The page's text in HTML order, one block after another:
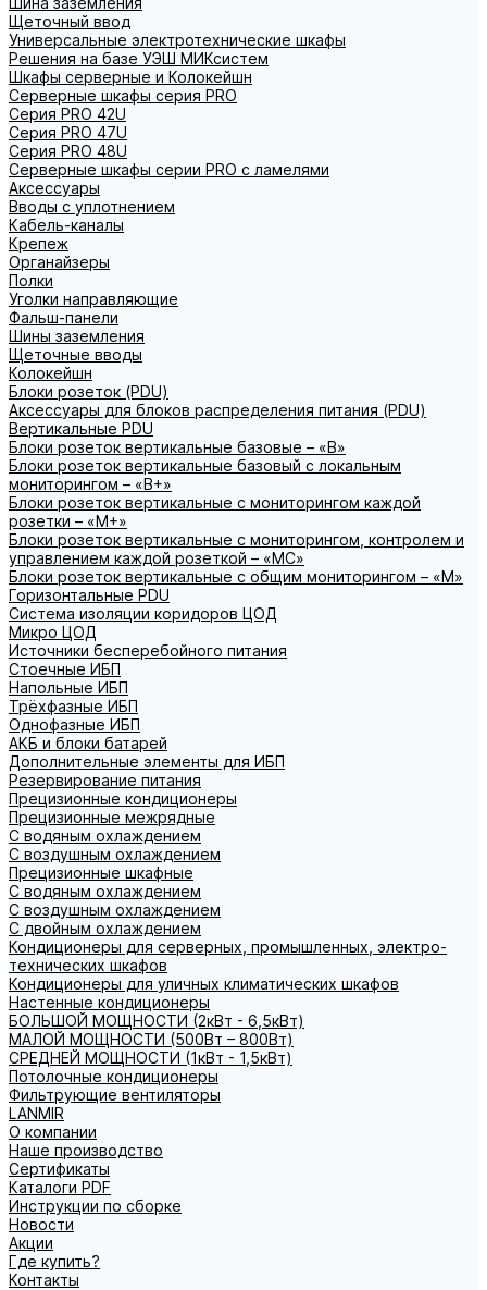
Щеточный ввод
Универсальные электротехнические шкафы
Решения на базе УЭШ МИКсистем
Шкафы серверные и Колокейшн
Серверные шкафы серия PRO
Серия PRO 42U
Серия PRO 47U
Серия PRO 48U
Серверные шкафы серии PRO с ламелями
Аксессуары
Вводы с уплотнением
Кабель-каналы
Крепеж
Органайзеры
Полки
Уголки направляющие
Фальш-панели
Шины заземления
Щеточные вводы
Колокейшн
Блоки розеток (PDU)
Аксессуары для блоков распределения питания (PDU)
Вертикальные PDU
Блоки розеток вертикальные базовые – «В»
Блоки розеток вертикальные базовый с локальным
мониторингом – «В+»
Блоки розеток вертикальные с мониторингом каждой
розетки – «М+»
Блоки розеток вертикальные с мониторингом, контролем и
управлением каждой розеткой – «МС»
Блоки розеток вертикальные с общим мониторингом – «М»
Горизонтальные PDU
Система изоляции коридоров ЦОД
Микро ЦОД
Источники бесперебойного питания
Стоечные ИБП
Напольные ИБП
Трёхфазные ИБП
Однофазные ИБП
АКБ и блоки батарей
Дополнительные элементы для ИБП
Резервирование питания
Прецизионные кондиционеры
Прецизионные межрядные
С водяным охлаждением
С воздушным охлаждением
Прецизионные шкафные
С водяным охлаждением
С воздушным охлаждением
С двойным охлаждением
Кондиционеры для серверных, промышленных, электро-
технических шкафов
Кондиционеры для уличных климатических шкафов
Настенные кондиционеры
БОЛЬШОЙ МОЩНОСТИ (2кВт - 6,5кВт)
МАЛОЙ МОЩНОСТИ (500Вт – 800Вт)
СРЕДНЕЙ МОЩНОСТИ (1кВт - 1,5кВт)
Потолочные кондиционеры
Фильтрующие вентиляторы
LANMIR
О компании
Наше производство
Сертификаты
Каталоги PDF
Инструкции по сборке
Новости
Акции
Где купить?
Контакты